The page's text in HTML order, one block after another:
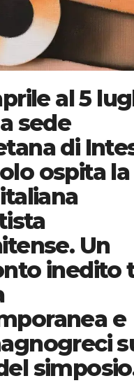
al 5
sede
di
ospita la
Un
inedito
e